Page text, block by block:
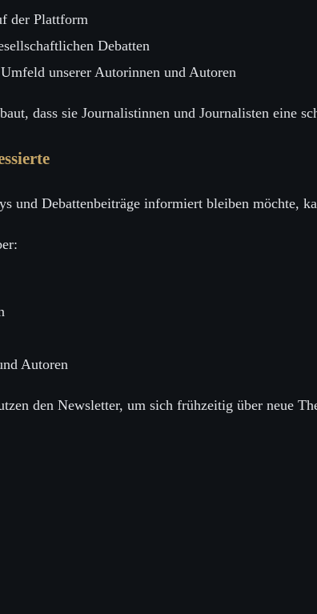
der Plattform
Debatten
unserer Autorinnen und Autoren
dass sie Journalistinnen und Journalisten eine
und Debattenbeiträge informiert bleiben möchte,
Autoren
den Newsletter, um sich frühzeitig über neue